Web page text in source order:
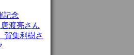
記念
渡亮さん
賀集利樹さ